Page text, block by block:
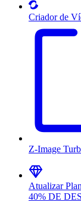
Criador de
Z-Image
Atualizar
40% DE